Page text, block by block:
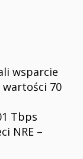
wsparcie
wartości 70
Tbps
NRE –